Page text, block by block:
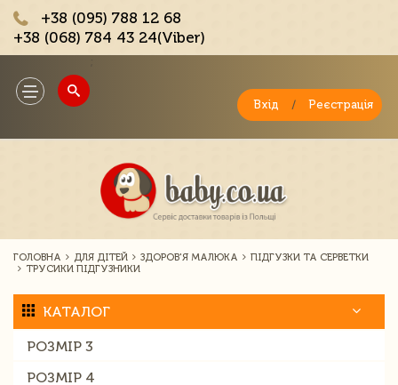
+38 (095) 788 12 68
+38 (068) 784 43 24(Viber)
Toggle
navigation
Вхід / Реєстрація
ГОЛОВНА ДЛЯ ДІТЕЙ ЗДОРОВ'Я МАЛЮКА
ПІДГУЗКИ ТА СЕРВЕТКИ
ТРУСИКИ ПІДГУЗНИКИ
КАТАЛОГ
РОЗМІР 3
РОЗМІР 4